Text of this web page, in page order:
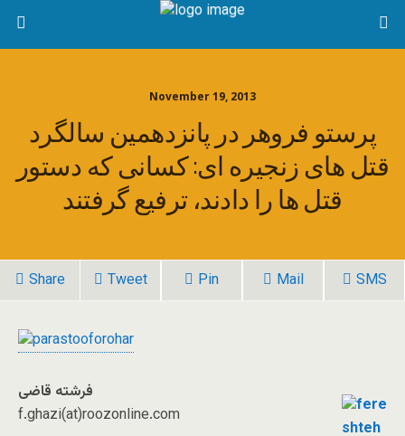
November 19, 2013
پرستو فروهر در پانزدهمین سالگرد
قتل های زنجیره ای: کسانی که دستور
قتل ها را دادند، ترفیع گرفتند
Share Tweet Pin Mail SMS
فرشته قاضی
f.ghazi(at)roozonline.com